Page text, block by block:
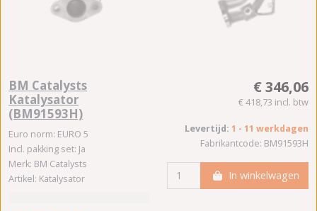
BM Catalysts
Katalysator
(BM91593H)
Euro norm: EURO 5
Incl. pakking set: Ja
Merk: BM Catalysts
Artikel: Katalysator
€ 346,06
€ 418,73 incl. btw
Levertijd: 1 - 11 werkdagen
Fabrikantcode: BM91593H
In winkelwagen